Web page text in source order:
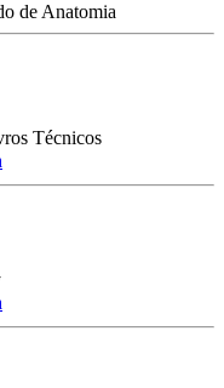
de Anatomia
Técnicos